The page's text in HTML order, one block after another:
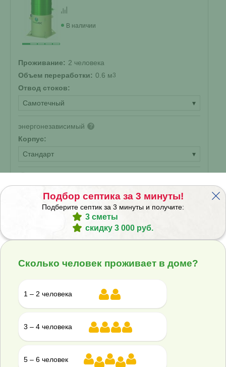
В наличии
Проживание: 2 человека
Объем переработки: 0.6 м3
Отвод стоков:
Самотечный
▾
энергонезависимый ?
Корпус:
Стандарт
▾
182 000 ₽
Купить
Получить скидку Смета на монтаж
Септик Гринлос Аква 2 Пр Миди
Проживание:
Отвод стоков:
Подбор септика за 3 минуты!
Подберите септик за 3 минуты и получите:
3 сметы
скидку 3 000 руб.
Сколько человек проживает в доме?
1 – 2 человека
3 – 4 человека
5 – 6 человек